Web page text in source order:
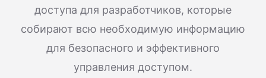
доступа для разработчиков, которые
собирают всю необходимую информацию
для безопасного и эффективного
управления доступом.